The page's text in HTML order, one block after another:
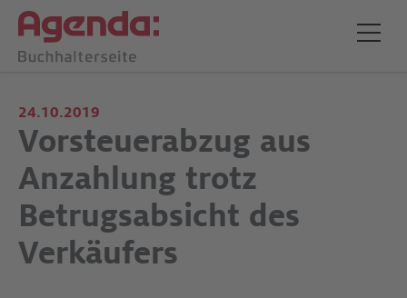
24.10.2019
Vorsteuerabzug aus
Anzahlung trotz
Betrugsabsicht des
Verkäufers